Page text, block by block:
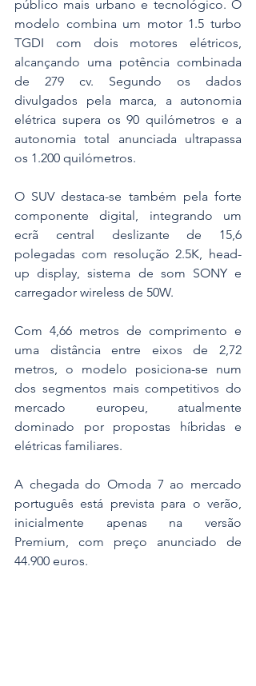
público mais urbano e tecnológico. O
modelo combina um motor 1.5 turbo
TGDI com dois motores elétricos,
alcançando uma potência combinada
de 279 cv. Segundo os dados
divulgados pela marca, a autonomia
elétrica supera os 90 quilómetros e a
autonomia total anunciada ultrapassa
os 1.200 quilómetros.
O SUV destaca-se também pela forte
componente digital, integrando um
ecrã central deslizante de 15,6
polegadas com resolução 2.5K, head-
up display, sistema de som SONY e
carregador wireless de 50W.
Com 4,66 metros de comprimento e
uma distância entre eixos de 2,72
metros, o modelo posiciona-se num
dos segmentos mais competitivos do
mercado europeu, atualmente
dominado por propostas híbridas e
elétricas familiares.
A chegada do Omoda 7 ao mercado
português está prevista para o verão,
inicialmente apenas na versão
Premium, com preço anunciado de
44.900 euros.